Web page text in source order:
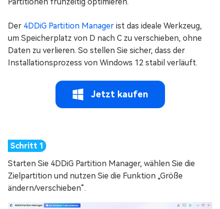
Partitionen frühzeitig optimieren.
Der 4DDiG Partition Manager ist das ideale Werkzeug,
um Speicherplatz von D nach C zu verschieben, ohne
Daten zu verlieren. So stellen Sie sicher, dass der
Installationsprozess von Windows 12 stabil verläuft.
Jetzt kaufen
Starten Sie 4DDiG Partition Manager, wählen Sie die
Zielpartition und nutzen Sie die Funktion „Größe
ändern/verschieben“.